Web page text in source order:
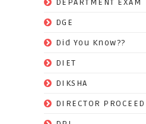
DEPARTMENT EXAM
DGE
Did You Know??
DIET
DIKSHA
DIRECTOR